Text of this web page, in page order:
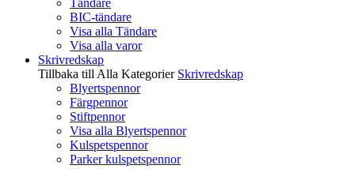
Tändare
BIC-tändare
Visa alla Tändare
Visa alla varor
Skrivredskap
Tillbaka till Alla Kategorier Skrivredskap
Blyertspennor
Färgpennor
Stiftpennor
Visa alla Blyertspennor
Kulspetspennor
Parker kulspetspennor